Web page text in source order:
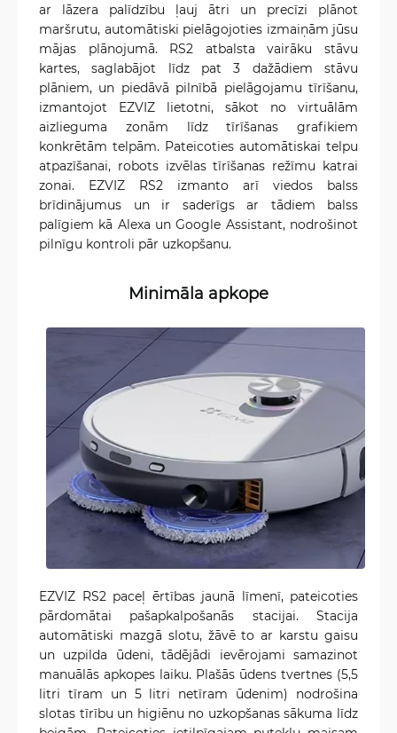
ar lāzera palīdzību ļauj ātri un precīzi plānot
maršrutu, automātiski pielāgojoties izmaiņām jūsu
mājas plānojumā. RS2 atbalsta vairāku stāvu
kartes, saglabājot līdz pat 3 dažādiem stāvu
plāniem, un piedāvā pilnībā pielāgojamu tīrīšanu,
izmantojot EZVIZ lietotni, sākot no virtuālām
aizlieguma zonām līdz tīrīšanas grafikiem
konkrētām telpām. Pateicoties automātiskai telpu
atpazīšanai, robots izvēlas tīrīšanas režīmu katrai
zonai. EZVIZ RS2 izmanto arī viedos balss
brīdinājumus un ir saderīgs ar tādiem balss
palīgiem kā Alexa un Google Assistant, nodrošinot
pilnīgu kontroli pār uzkopšanu.
Minimāla apkope
EZVIZ RS2 paceļ ērtības jaunā līmenī, pateicoties
pārdomātai pašapkalpošanās stacijai. Stacija
automātiski mazgā slotu, žāvē to ar karstu gaisu
un uzpilda ūdeni, tādējādi ievērojami samazinot
manuālās apkopes laiku. Plašās ūdens tvertnes (5,5
litri tīram un 5 litri netīram ūdenim) nodrošina
slotas tīrību un higiēnu no uzkopšanas sākuma līdz